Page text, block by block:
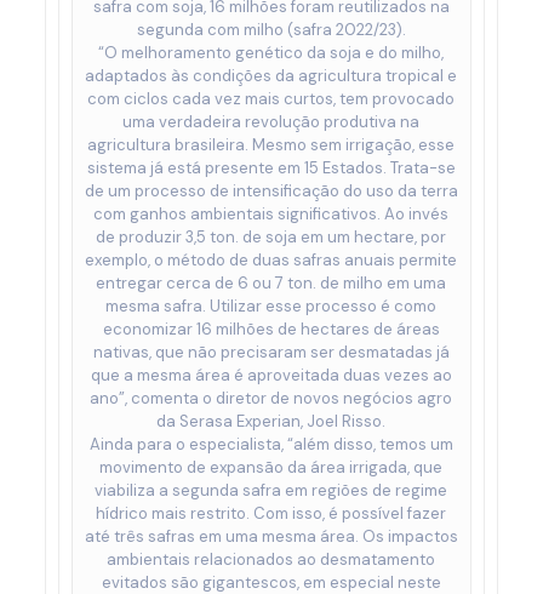
safra com soja, 16 milhões foram reutilizados na
segunda com milho (safra 2022/23).
“O melhoramento genético da soja e do milho,
adaptados às condições da agricultura tropical e
com ciclos cada vez mais curtos, tem provocado
uma verdadeira revolução produtiva na
agricultura brasileira. Mesmo sem irrigação, esse
sistema já está presente em 15 Estados. Trata-se
de um processo de intensificação do uso da terra
com ganhos ambientais significativos. Ao invés
de produzir 3,5 ton. de soja em um hectare, por
exemplo, o método de duas safras anuais permite
entregar cerca de 6 ou 7 ton. de milho em uma
mesma safra. Utilizar esse processo é como
economizar 16 milhões de hectares de áreas
nativas, que não precisaram ser desmatadas já
que a mesma área é aproveitada duas vezes ao
ano”, comenta o diretor de novos negócios agro
da Serasa Experian, Joel Risso.
Ainda para o especialista, “além disso, temos um
movimento de expansão da área irrigada, que
viabiliza a segunda safra em regiões de regime
hídrico mais restrito. Com isso, é possível fazer
até três safras em uma mesma área. Os impactos
ambientais relacionados ao desmatamento
evitados são gigantescos, em especial neste